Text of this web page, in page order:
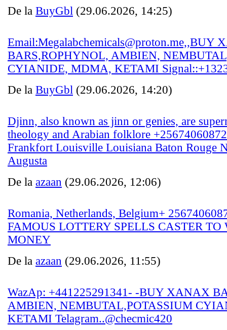
De la BuyGbl (29.06.2026, 14:25)
Email:Megalabchemicals@proton.me,,BUY
BARS,ROPHYNOL, AMBIEN,
CYIANIDE, MDMA, KETAMI
De la BuyGbl (29.06.2026, 14:20)
Djinn, also known as jinn or genies, are
theology and Arabian folklore
Frankfort Louisville Louisiana Baton Rouge
Augusta
De la azaan (29.06.2026, 12:06)
Romania, Netherlands, Belgium+
FAMOUS LOTTERY SPELLS CASTER
MONEY
De la azaan (29.06.2026, 11:55)
WazAp: +441225291341- -BUY XANAX
AMBIEN, NEMBUTAL,POTASSIUM
KETAMI Telagram..@checmic420